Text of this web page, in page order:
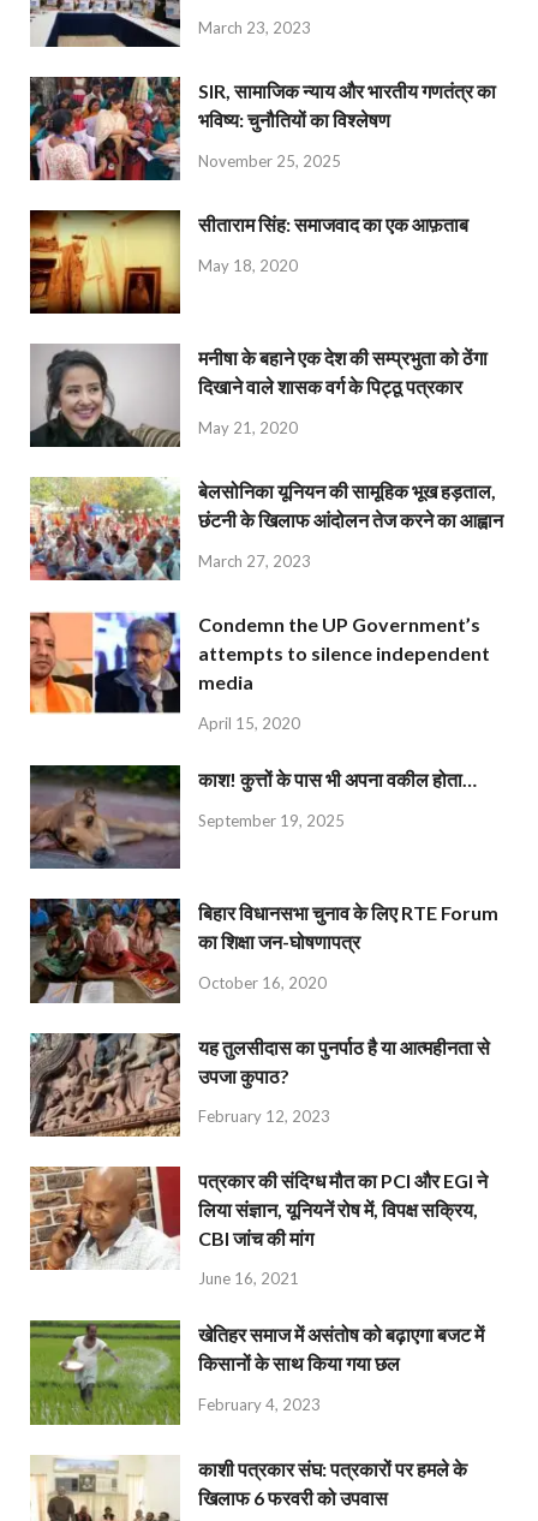
March 23, 2023
SIR, सामाजिक न्याय और भारतीय गणतंत्र का
भविष्य: चुनौतियों का विश्लेषण
November 25, 2025
सीताराम सिंह: समाजवाद का एक आफ़ताब
May 18, 2020
मनीषा के बहाने एक देश की सम्प्रभुता को ठेंगा
दिखाने वाले शासक वर्ग के पिट्ठू पत्रकार
May 21, 2020
बेलसोनिका यूनियन की सामूहिक भूख हड़ताल,
छंटनी के खिलाफ आंदोलन तेज करने का आह्वान
March 27, 2023
Condemn the UP Government’s
attempts to silence independent
media
April 15, 2020
काश! कुत्तों के पास भी अपना वकील होता…
September 19, 2025
बिहार विधानसभा चुनाव के लिए RTE Forum
का शिक्षा जन-घोषणापत्र
October 16, 2020
यह तुलसीदास का पुनर्पाठ है या आत्महीनता से
उपजा कुपाठ?
February 12, 2023
पत्रकार की संदिग्ध मौत का PCI और EGI ने
लिया संज्ञान, यूनियनें रोष में, विपक्ष सक्रिय,
CBI जांच की मांग
June 16, 2021
खेतिहर समाज में असंतोष को बढ़ाएगा बजट में
किसानों के साथ किया गया छल
February 4, 2023
काशी पत्रकार संघ: पत्रकारों पर हमले के
खिलाफ 6 फरवरी को उपवास